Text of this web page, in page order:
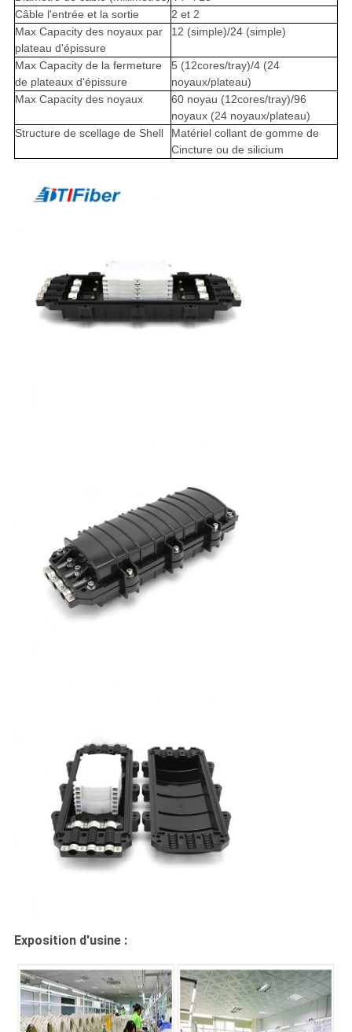
Câble l'entrée et la sortie
2 et 2
Max Capacity des noyaux par
plateau d'épissure
12 (simple)/24 (simple)
Max Capacity de la fermeture
de plateaux d'épissure
5 (12cores/tray)/4 (24
noyaux/plateau)
Max Capacity des noyaux
60 noyau (12cores/tray)/96
noyaux (24 noyaux/plateau)
Structure de scellage de Shell
Matériel collant de gomme de
Cincture ou de silicium
Exposition d'usine :